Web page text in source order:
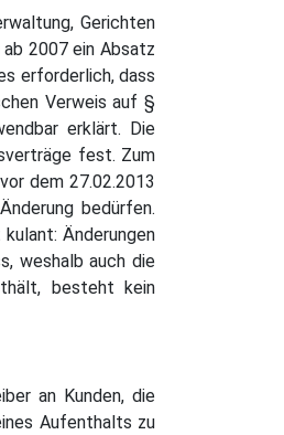
Gerichten
2007 ein Absatz
erforderlich, dass
Verweis auf §
erklärt. Die
fest. Zum
dem 27.02.2013
bedürfen.
Änderungen
weshalb auch die
besteht kein
an Kunden, die
Aufenthalts zu